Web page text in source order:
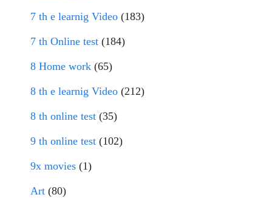
7 th e learnig Video (183)
7 th Online test (184)
8 Home work (65)
8 th e learnig Video (212)
8 th online test (35)
9 th online test (102)
9x movies (1)
Art (80)